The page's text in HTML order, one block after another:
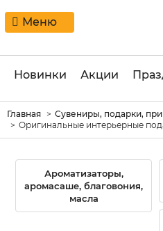
Меню
Новинки Акции
Главная
Сувениры, подарки,
Оригинальные интерьерные
Ароматизаторы,
аромасаше, благовония,
масла